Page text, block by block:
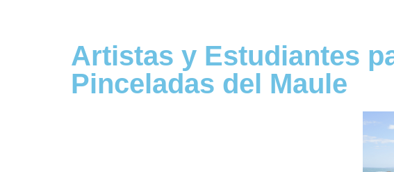
Artistas y Estudiantes
Pinceladas del Maule